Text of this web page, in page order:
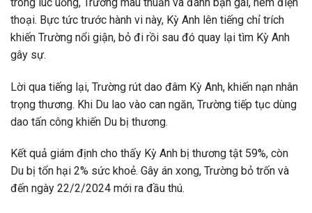
thoại. Bực tức trước hành vi này, Kỳ Anh lên tiếng chỉ trích
khiến Trường nổi giận, bỏ đi rồi sau đó quay lại tìm Kỳ Anh
gây sự.
Lời qua tiếng lại, Trường rút dao đâm Kỳ Anh, khiến nạn nhân
trọng thương. Khi Du lao vào can ngăn, Trường tiếp tục dùng
dao tấn công khiến Du bị thương.
Kết quả giám định cho thấy Kỳ Anh bị thương tật 59%, còn
Du bị tổn hại 2% sức khoẻ. Gây án xong, Trường bỏ trốn và
đến ngày 22/2/2024 mới ra đầu thú.